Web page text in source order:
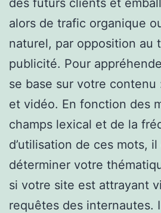
alors de trafic organique
naturel, par opposition au
publicité. Pour
se base sur votre contenu
et vidéo. En fonction des
champs lexical et de la
d’utilisation de ces mots,
déterminer votre
si votre site est attrayant
requêtes des internautes.